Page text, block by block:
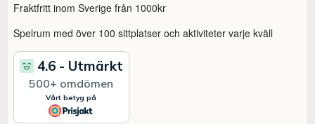
Fraktfritt inom Sverige från 1000kr
Spelrum med över 100 sittplatser och aktiviteter varje kväll